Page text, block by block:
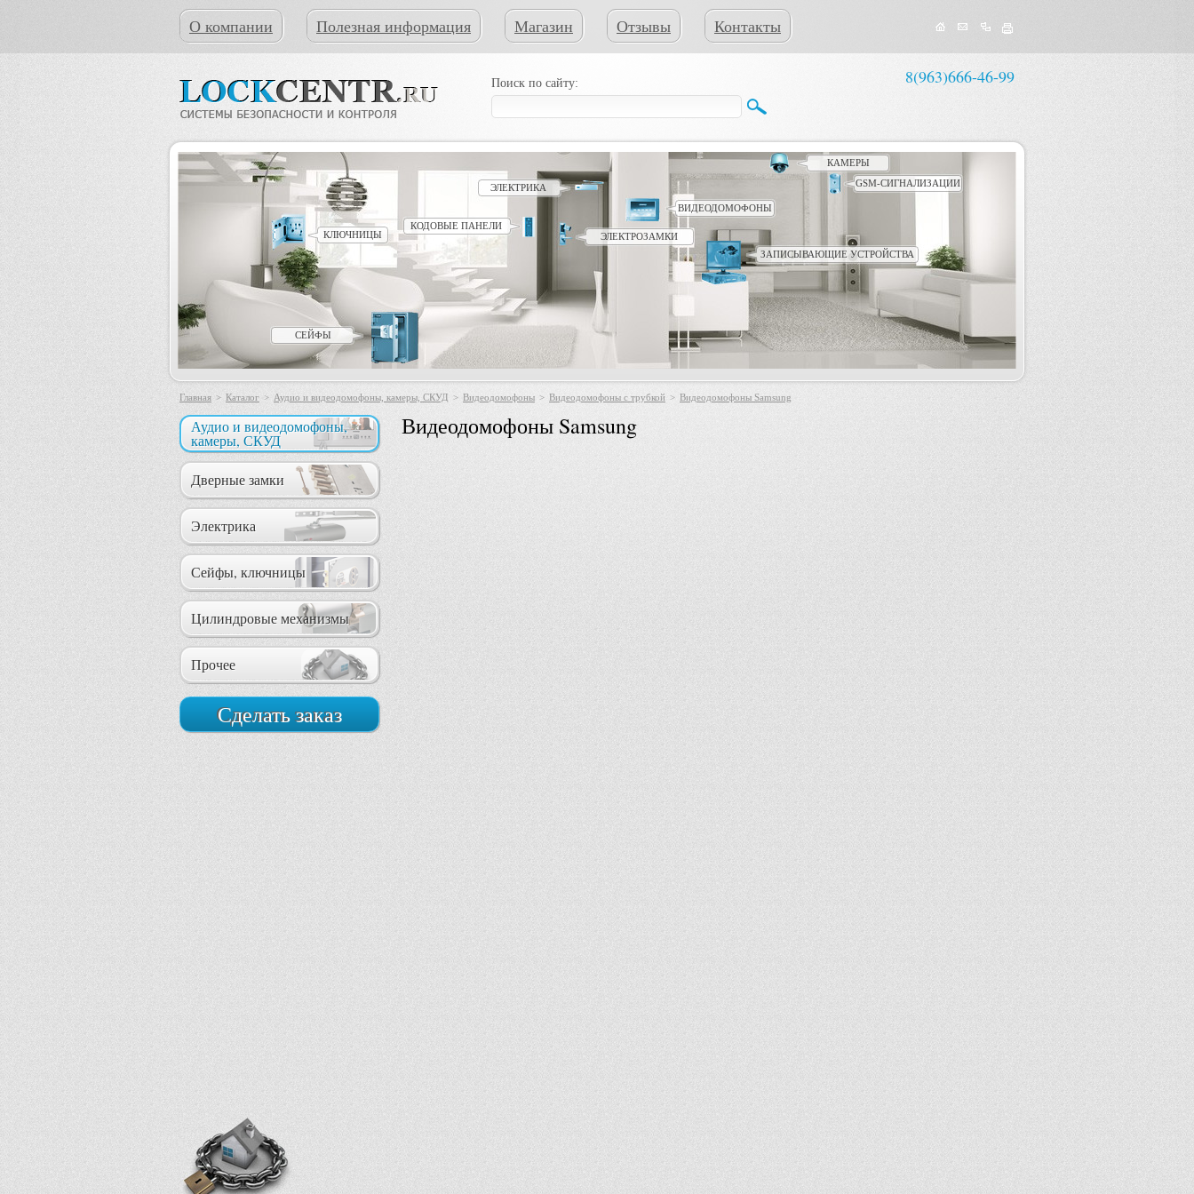
О компании Полезная информация Магазин Отзывы Контакты
8(963)666-46-99
Поиск по сайту:
КАМЕРЫ
ЭЛЕКТРИКА GSM-СИГНАЛИЗАЦИИ
ВИДЕОДОМОФОНЫ
КЛЮЧНИЦЫ
КОДОВЫЕ ПАНЕЛИ
ЭЛЕКТРОЗАМКИ
ЗАПИСЫВАЮЩИЕ УСТРОЙСТВА
СЕЙФЫ
Главная > Каталог > Аудио и видеодомофоны, камеры, СКУД > Видеодомофоны > Видеодомофоны с трубкой > Видеодомофоны Samsung
Видеодомофоны Samsung
Аудио и видеодомофоны,
камеры, СКУД
Дверные замки
Электрика
Сейфы, ключницы
Цилиндровые механизмы
Прочее
Сделать заказ